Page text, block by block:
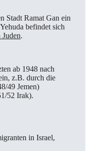
Stadt Ramat Gan ein
befindet sich
Juden.
ab 1948 nach
z.B. durch die
49 Jemen)
52 Irak).
in Israel,